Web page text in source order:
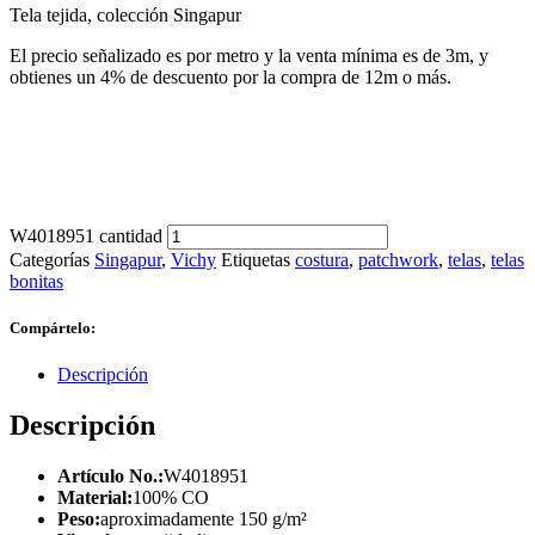
Tela tejida, colección Singapur
El precio señalizado es por metro y la venta mínima es de 3m, y
obtienes un 4% de descuento por la compra de 12m o más.
W4018951 cantidad
Categorías Singapur, Vichy Etiquetas costura, patchwork, telas, telas
bonitas
Compártelo:
Descripción
Descripción
Artículo No.:W4018951
Material:100% CO
Peso:aproximadamente 150 g/m²